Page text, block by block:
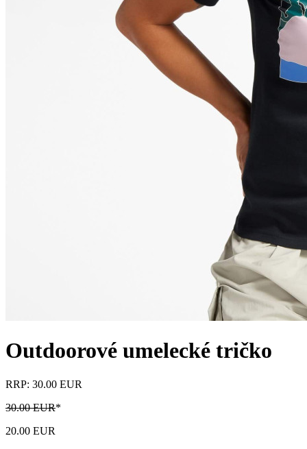
Outdoorové umelecké tričko
RRP: 30.00 EUR
30.00 EUR*
20.00 EUR